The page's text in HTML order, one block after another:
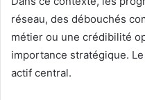
réseau, des débouchés
métier ou une crédibilité
importance stratégique.
actif central.